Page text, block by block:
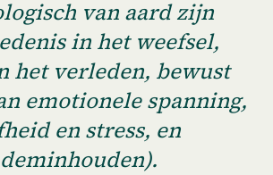
van aard zijn
in het weefsel,
het verleden, bewust
emotionele spanning,
en stress, en